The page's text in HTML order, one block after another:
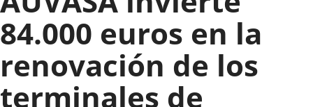
84.000 euros en la
renovación de los
terminales de